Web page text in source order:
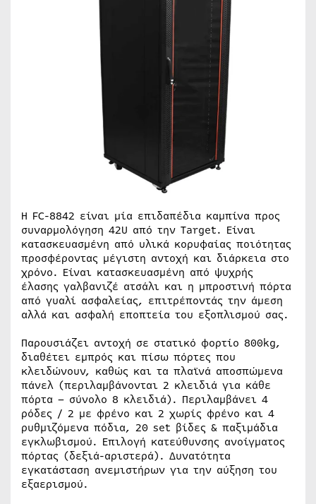
Η FC-8842 είναι μία επιδαπέδια καμπίνα προς
συναρμολόγηση 42U από την Target. Είναι
κατασκευασμένη από υλικά κορυφαίας ποιότητας
προσφέροντας μέγιστη αντοχή και διάρκεια στο
χρόνο. Είναι κατασκευασμένη από ψυχρής
έλασης γαλβανιζέ ατσάλι και η μπροστινή πόρτα
από γυαλί ασφαλείας, επιτρέποντάς την άμεση
αλλά και ασφαλή εποπτεία του εξοπλισμού σας.
Παρουσιάζει αντοχή σε στατικό φορτίο 800kg,
διαθέτει εμπρός και πίσω πόρτες που
κλειδώνουν, καθώς και τα πλαϊνά αποσπώμενα
πάνελ (περιλαμβάνονται 2 κλειδιά για κάθε
πόρτα – σύνολο 8 κλειδιά). Περιλαμβάνει 4
ρόδες / 2 με φρένο και 2 χωρίς φρένο και 4
ρυθμιζόμενα πόδια, 20 set βίδες & παξιμάδια
εγκλωβισμού. Επιλογή κατεύθυνσης ανοίγματος
πόρτας (δεξιά-αριστερά). Δυνατότητα
εγκατάσταση ανεμιστήρων για την αύξηση του
εξαερισμού.